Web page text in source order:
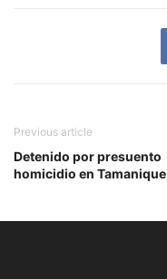
Previous article
Detenido por presuento
homicidio en Tamanique